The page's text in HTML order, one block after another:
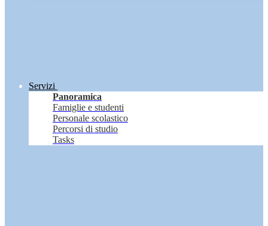
Servizi
Panoramica
Famiglie e studenti
Personale scolastico
Percorsi di studio
Tasks